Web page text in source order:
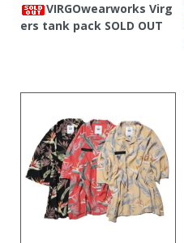
VIRGOwearworks Virg
ers tank pack SOLD OUT